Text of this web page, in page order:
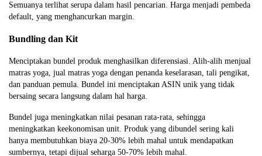
Semuanya terlihat serupa dalam hasil pencarian. Harga menjadi pembeda
default, yang menghancurkan margin.
Bundling dan Kit
Menciptakan bundel produk menghasilkan diferensiasi. Alih-alih menjual
matras yoga, jual matras yoga dengan penanda keselarasan, tali pengikat,
dan panduan pemula. Bundel ini menciptakan ASIN unik yang tidak
bersaing secara langsung dalam hal harga.
Bundel juga meningkatkan nilai pesanan rata-rata, sehingga
meningkatkan keekonomisan unit. Produk yang dibundel sering kali
hanya membutuhkan biaya 20-30% lebih mahal untuk mendapatkan
sumbernya, tetapi dijual seharga 50-70% lebih mahal.